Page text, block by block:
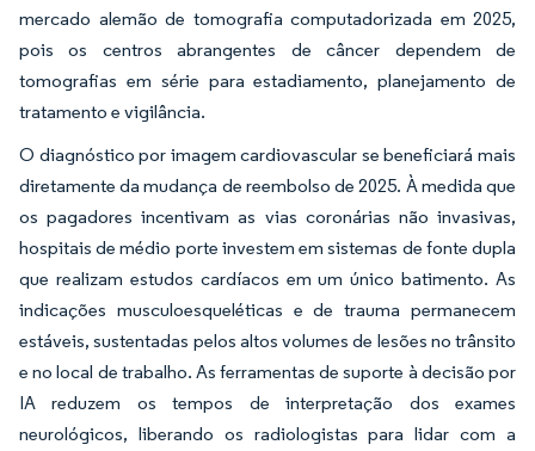
mercado alemão de tomografia computadorizada em 2025,
pois os centros abrangentes de câncer dependem de
tomografias em série para estadiamento, planejamento de
tratamento e vigilância.
O diagnóstico por imagem cardiovascular se beneficiará mais
diretamente da mudança de reembolso de 2025. À medida que
os pagadores incentivam as vias coronárias não invasivas,
hospitais de médio porte investem em sistemas de fonte dupla
que realizam estudos cardíacos em um único batimento. As
indicações musculoesqueléticas e de trauma permanecem
estáveis, sustentadas pelos altos volumes de lesões no trânsito
e no local de trabalho. As ferramentas de suporte à decisão por
IA reduzem os tempos de interpretação dos exames
neurológicos, liberando os radiologistas para lidar com a